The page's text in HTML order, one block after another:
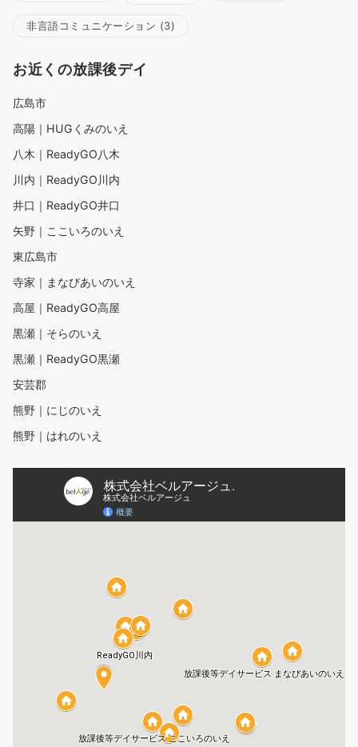
非言語コミュニケーション (3)
お近くの放課後デイ
広島市
高陽｜HUGくみのいえ
八木｜ReadyGO八木
川内｜ReadyGO川内
井口｜ReadyGO井口
矢野｜ここいろのいえ
東広島市
寺家｜まなびあいのいえ
高屋｜ReadyGO高屋
黒瀬｜そらのいえ
黒瀬｜ReadyGO黒瀬
安芸郡
熊野｜にじのいえ
熊野｜はれのいえ